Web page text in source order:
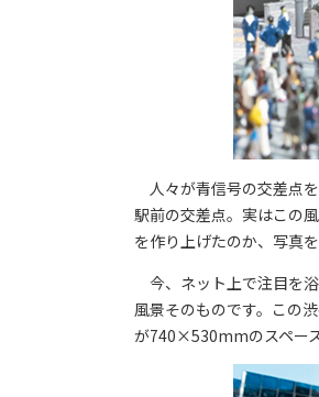
人々が青信号の交差点
駅前の交差点。実はこの
を作り上げたのか、写真
今、ネット上で注目を
風景そのものです。この
が740×530mmのスペー